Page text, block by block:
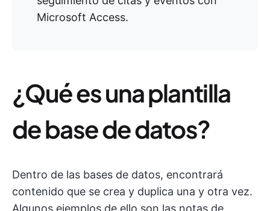
Microsoft Access.
¿Qué es una plantilla
de base de datos?
Dentro de las bases de datos, encontrará
contenido que se crea y duplica una y otra vez.
Algunos ejemplos de ello son las notas de